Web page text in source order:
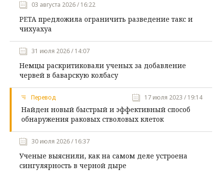
03 августа 2026 / 16:22
PETA предложила ограничить разведение такс и
чихуахуа
31 июля 2026 / 14:07
Немцы раскритиковали ученых за добавление
червей в баварскую колбасу
Перевод 17 июля 2023 / 19:14
Найден новый быстрый и эффективный способ
обнаружения раковых стволовых клеток
30 июля 2026 / 16:37
Ученые выяснили, как на самом деле устроена
сингулярность в черной дыре